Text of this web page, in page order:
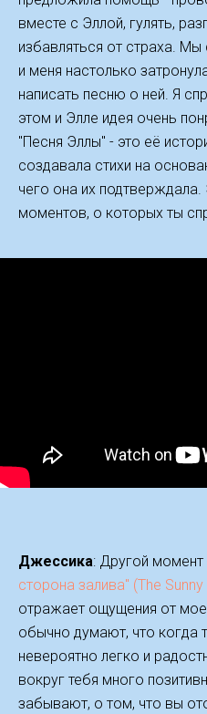
вместе с Эллой, гулять,
избавляться от страха. Мы
и меня настолько
написать песню о ней. Я
этом и Элле идея очень
"Песня Эллы" - это её
создавала стихи на
чего она их подтверждала.
моментов, о которых ты
Джессика: Другой момент
сторона залива" (The
отражает ощущения от
обычно думают, что когда
невероятно легко и
вокруг тебя много
забывают, о том, что вы